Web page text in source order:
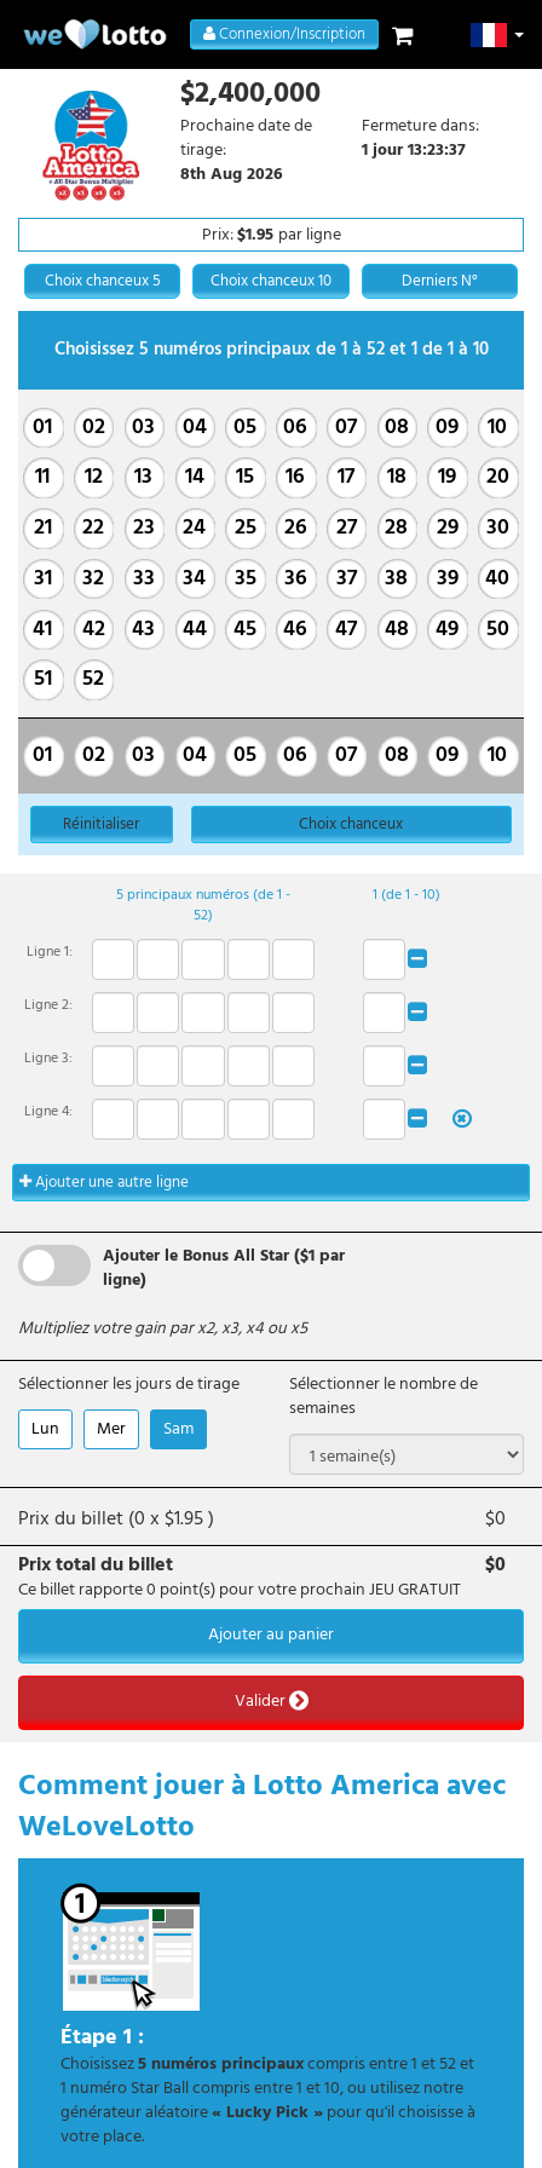
Connexion/Inscription
$2,400,000
Prochaine date de
tirage:
8th Aug 2026
Fermeture dans:
1 jour 13:23:36
Prix:$1.95 par ligne
Choix chanceux 5 Choix chanceux 10 Derniers N°
Choisissez 5 numéros principaux de 1 à 52 et 1 de 1 à 10
01 02 03 04 05 06 07 08 09
10
11
12 13 14 15 16 17 18 19
20
21
22 23 24 25 26 27 28 29
30
31
32 33 34 35 36 37 38 39
40
41
42 43 44 45 46 47 48 49
50
51
52
01 02 03 04 05 06 07 08 09 10
Réinitialiser Choix chanceux
5principauxnuméros (de 1 -
52)
1 (de 1 - 10)
Ligne1:
Ligne2:
Ligne3:
Ligne4:
Ajouter une autre ligne
Ajouter le Bonus All Star ($1 par
ligne)
Multipliez votre gain par x2, x3, x4 ou x5
Sélectionner les jours de tirage
Lun
Mer Sam
Sélectionner le nombre de
semaines
Prix du billet (0x $1.95) $0
Prix total du billet
$0
Ce billet rapporte0 point(s) pour votre prochain JEU GRATUIT
Ajouter au panier
Valider
Comment jouer à Lotto America avec
WeLoveLotto
Étape 1 :
Choisissez5 numéros principauxcompris entre 1 et 52 et
1 numéro Star Ball compris entre 1 et 10, ou utilisez notre
générateur aléatoire« Lucky Pick »pour qu'il choisisse à
votre place.